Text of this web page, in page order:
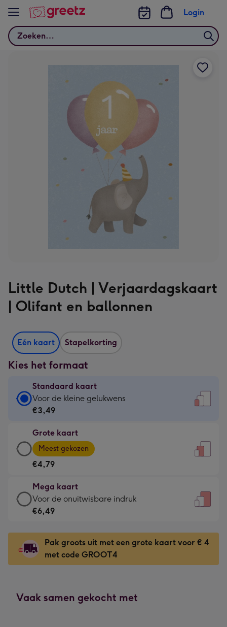
Bekijk meer
Zoeken
Login
Little Dutch | Verjaardagskaart
| Olifant en ballonnen
Eén kaart Stapelkorting
Kies het formaat
Standaard kaart
Standaard
kaart
€3,49
-
Voor
kleine
gelukwens
-
120
x
160
mm
Voor de kleine gelukwens
€3,49
Grote kaart
Grote
kaart
-
€4,79
-
Meest
gekozen
Dimensions:
167
x
Meest gekozen
€4,79
Mega kaart
Mega
kaart
€6,49
-
Voor
indruk
Voor de onuitwisbare indruk
€6,49
Pak groots uit met een grote kaart voor € 4
met code GROOT4
Vaak samen gekocht met